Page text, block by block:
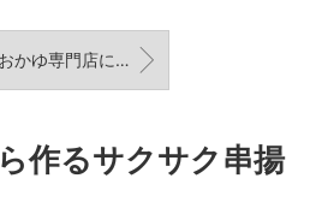
★ おかゆ専門店に見習う体回復おじや
作るサクサク串揚